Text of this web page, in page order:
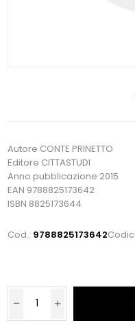
Autore CONTE PRINETTO
Editore CITTASTUDI
Anno pubblicazione 2015
EAN 9788825173642
ISBN 8825173644
Cod.: 9788825173642